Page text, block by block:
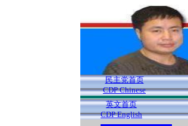
民主党首页
CDP Chinese
英文首页
CDP English